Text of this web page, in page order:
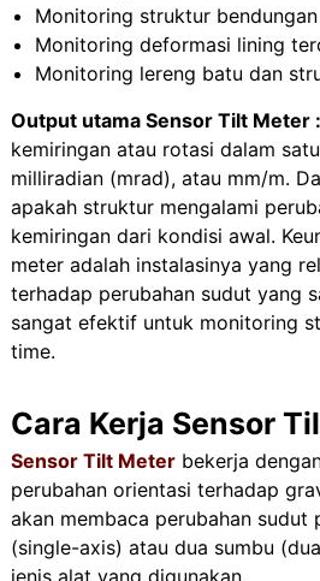
Monitoring struktur bendungan
Monitoring deformasi lining
Monitoring lereng batu dan
Output utama Sensor Tilt Meter :
kemiringan atau rotasi dalam
milliradian (mrad), atau mm/m.
apakah struktur mengalami
kemiringan dari kondisi awal.
meter adalah instalasinya yang
terhadap perubahan sudut yang
sangat efektif untuk monitoring
time.
Cara Kerja Sensor
Sensor Tilt Meterbekerja
perubahan orientasi terhadap
akan membaca perubahan sudut
(single-axis) atau dua sumbu
jenis alat yang digunakan.